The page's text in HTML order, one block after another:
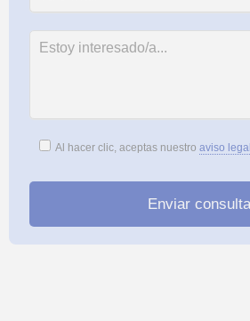
Al hacer clic, aceptas nuestro aviso legal